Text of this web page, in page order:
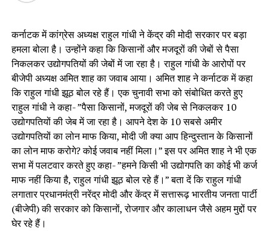
कर्नाटक में कांग्रेस अध्यक्ष राहुल गांधी ने केंद्र की मोदी सरकार पर बड़ा
हमला बोला है। उन्होंने कहा कि किसानों और मजदूरों की जेबों से पैसा
निकलकर उद्योगपतियों की जेबों में जा रहा है। राहुल गांधी के आरोपों पर
बीजेपी अध्यक्ष अमित शाह का जवाब आया। अमित शाह ने कर्नाटक में कहा
कि राहुल गांधी झूठ बोल रहे हैं। एक चुनावी सभा को संबोधित करते हुए
राहुल गांधी ने कहा- ”पैसा किसानों, मजदूरों की जेब से निकलकर 10
उद्योगपतियों की जेब में जा रहा है। आपने देश के 10 सबसे अमीर
उद्योगपतियों का लोन माफ किया, मोदी जी क्या आप हिन्दुस्तान के किसानों
का लोन माफ करोगे? कोई जवाब नहीं मिला।” इस पर अमित शाह ने भी एक
सभा में पलटवार करते हुए कहा- ”हमने किसी भी उद्योगपति का कोई भी कर्ज
माफ नहीं किया है, राहुल गांधी झूठ बोल रहे हैं।” बता दें कि राहुल गांधी
लगातार प्रधानमंत्री नरेंद्र मोदी और केंद्र में सत्तारूढ़ भारतीय जनता पार्टी
(बीजेपी) की सरकार को किसानों, रोजगार और कालाधन जैसे अहम मुद्दों पर
घेर रहे हैं।